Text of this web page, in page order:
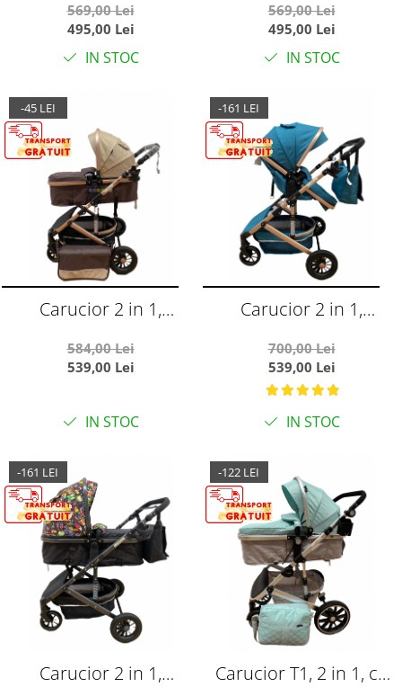
sport, 608 Rosu
569,00 Lei
495,00 Lei
IN STOC
sport, 608 Negru
569,00 Lei
495,00 Lei
IN STOC
-45 LEI
Carucior 2 in 1,
T7 crem - L-Sun
584,00 Lei
539,00 Lei
IN STOC
-161 LEI
Carucior 2 in 1,
T7 verde - L-Sun
700,00 Lei
539,00 Lei
IN STOC
-161 LEI
Carucior 2 in 1,
-122 LEI
Carucior T1, 2 in 1, cu